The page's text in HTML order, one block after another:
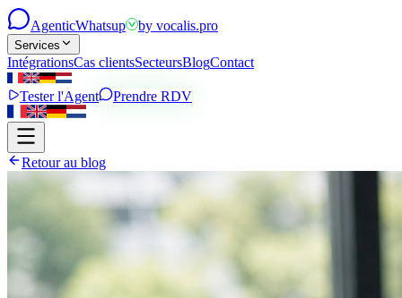
AgenticWhatsup by vocalis.pro
Services
IntégrationsCas clientsSecteursBlogContact
Tester l'Agent Prendre RDV
Retour au blog